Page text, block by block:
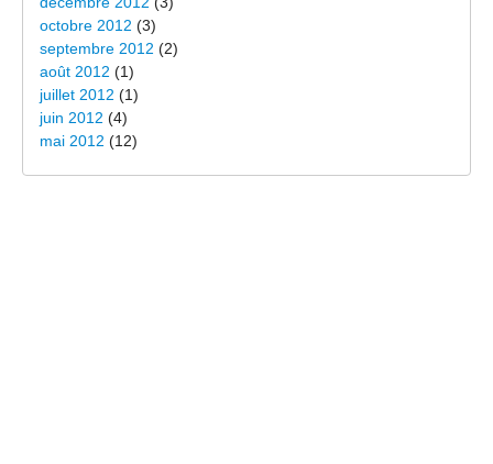
octobre 2012 (3)
septembre 2012 (2)
août 2012 (1)
juillet 2012 (1)
juin 2012 (4)
mai 2012 (12)